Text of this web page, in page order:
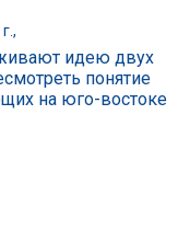
идею двух
понятие
на юго-востоке